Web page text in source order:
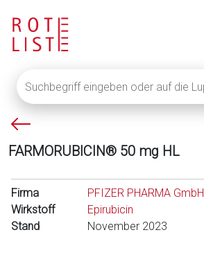
eingeben
oder
auf
die
Lupe
klicken,
um
alle
Fachinformationen
P
e
l
l
i
FARMORUBICIN® 50 mg HL
Firma
PFIZER PHARMA GmbH
Wirkstoff
Epirubicin
Stand
November 2023